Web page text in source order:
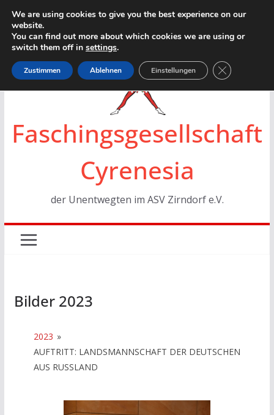
Zum
Inhalt
springen
Faschingsgesellschaft
Cyrenesia
der Unentwegten im ASV Zirndorf e.V.
Bilder 2023
2023 »
AUFTRITT: LANDSMANNSCHAFT DER DEUTSCHEN
AUS RUSSLAND
We are using cookies to give you the best experience on our
website.
You can find out more about which cookies we are using or
switch them off in settings.
Zustimmen Ablehnen Einstellungen GDPR